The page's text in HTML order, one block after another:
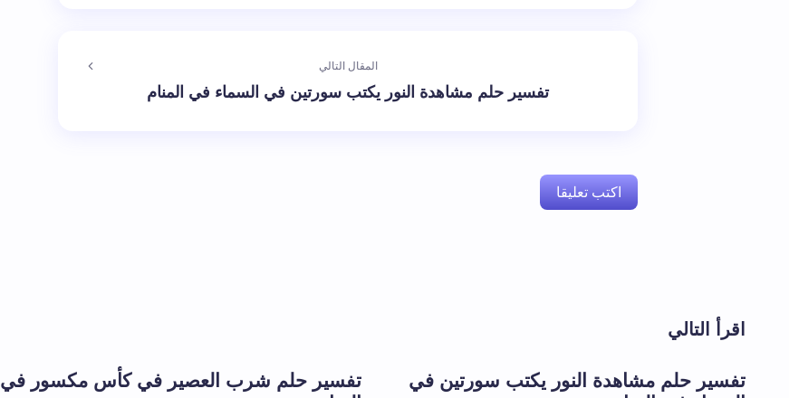
المقال التالي
تفسير حلم مشاهدة النور يكتب سورتين في السماء في المنام
اكتب تعليقا
اقرأ التالي
تفسير حلم مشاهدة النور يكتب سورتين في
تفسير حلم شرب العصير في كأس مكسور في